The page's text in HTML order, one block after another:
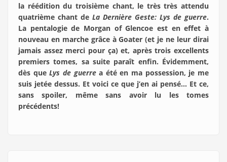
la réédition du troisième chant, le très très attendu
quatrième chant de La Dernière Geste: Lys de guerre.
La pentalogie de Morgan of Glencoe est en effet à
nouveau en marche grâce à Goater (et je ne leur dirai
jamais assez merci pour ça) et, après trois excellents
premiers tomes, sa suite paraît enfin. Évidemment,
dès queLys de guerrea été en ma possession, je me
suis jetée dessus. Et voici ce que j’en ai pensé… Et ce,
sans spoiler, même sans avoir lu les tomes
précédents!